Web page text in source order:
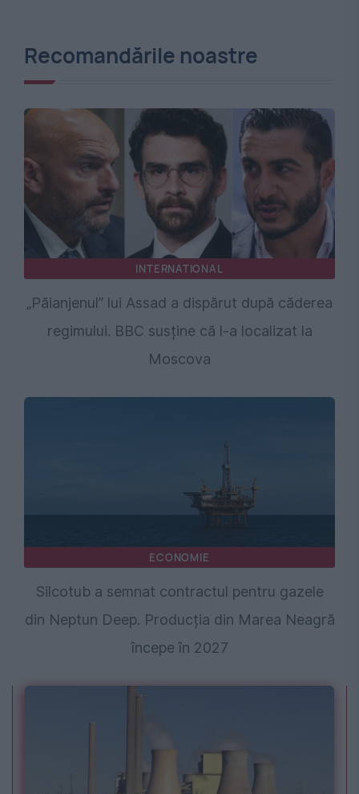
Recomandările noastre
INTERNATIONAL
„Păianjenul” lui Assad a dispărut după căderea
regimului. BBC susține că l-a localizat la
Moscova
ECONOMIE
Silcotub a semnat contractul pentru gazele
din Neptun Deep. Producția din Marea Neagră
începe în 2027